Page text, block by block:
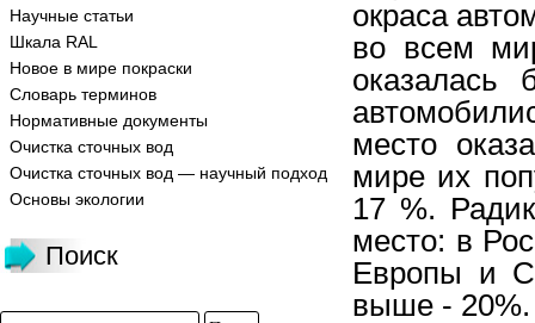
Научные статьи
Шкала RAL
Новое в мире покраски
Словарь терминов
Нормативные документы
Очистка сточных вод
Очистка сточных вод — научный подход
Основы экологии
Поиск
окраса
во всем
оказалась
место
мире их
17 %.
место: в
Европы и
выше - 20%.